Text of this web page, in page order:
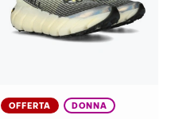
OFFERTA DONNA